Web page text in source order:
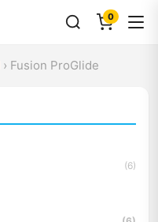
0
› Fusion ProGlide
(6)